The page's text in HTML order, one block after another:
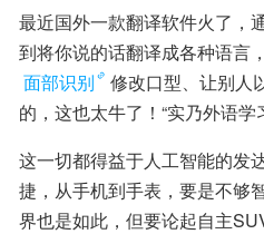
最近国外一款翻译软件火了，
到将你说的话翻译成各种语言
面部识别
修改口型、让别人
的，这也太牛了！“实乃外语学
这一切都得益于人工智能的发
捷，从手机到手表，要是不够
界也是如此，但要论起自主